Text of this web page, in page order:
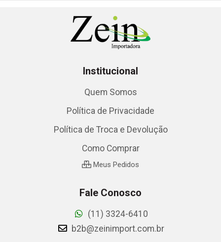
Institucional
Quem Somos
Política de Privacidade
Política de Troca e Devolução
Como Comprar
Meus Pedidos
Fale Conosco
(11) 3324-6410
b2b@zeinimport.com.br